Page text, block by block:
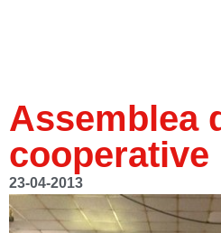
Assemblea
cooperative
23-04-2013